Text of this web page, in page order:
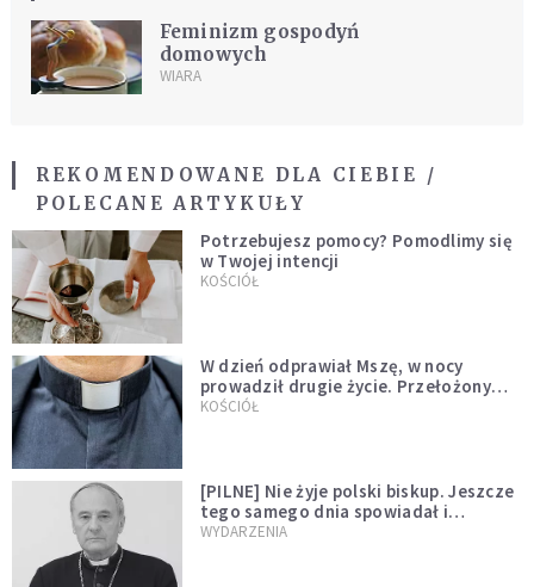
Feminizm gospodyń
domowych
WIARA
REKOMENDOWANE DLA CIEBIE /
POLECANE ARTYKUŁY
Potrzebujesz pomocy? Pomodlimy się
w Twojej intencji
KOŚCIÓŁ
W dzień odprawiał Mszę, w nocy
prowadził drugie życie. Przełożony
kazał mu opuścić zakon
KOŚCIÓŁ
[PILNE] Nie żyje polski biskup. Jeszcze
tego samego dnia spowiadał i
sprawował Mszę świętą
WYDARZENIA